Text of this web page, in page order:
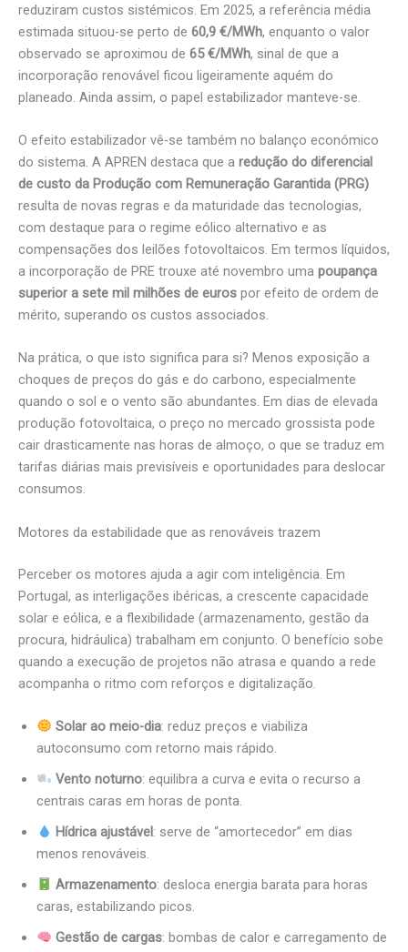
reduziram custos sistémicos. Em 2025, a referência média
estimada situou-se perto de 60,9 €/MWh, enquanto o valor
observado se aproximou de 65 €/MWh, sinal de que a
incorporação renovável ficou ligeiramente aquém do
planeado. Ainda assim, o papel estabilizador manteve-se.
O efeito estabilizador vê-se também no balanço económico
do sistema. A APREN destaca que a redução do diferencial
de custo da Produção com Remuneração Garantida (PRG)
resulta de novas regras e da maturidade das tecnologias,
com destaque para o regime eólico alternativo e as
compensações dos leilões fotovoltaicos. Em termos líquidos,
a incorporação de PRE trouxe até novembro uma poupança
superior a sete mil milhões de euros por efeito de ordem de
mérito, superando os custos associados.
Na prática, o que isto significa para si? Menos exposição a
choques de preços do gás e do carbono, especialmente
quando o sol e o vento são abundantes. Em dias de elevada
produção fotovoltaica, o preço no mercado grossista pode
cair drasticamente nas horas de almoço, o que se traduz em
tarifas diárias mais previsíveis e oportunidades para deslocar
consumos.
Motores da estabilidade que as renováveis trazem
Perceber os motores ajuda a agir com inteligência. Em
Portugal, as interligações ibéricas, a crescente capacidade
solar e eólica, e a flexibilidade (armazenamento, gestão da
procura, hidráulica) trabalham em conjunto. O benefício sobe
quando a execução de projetos não atrasa e quando a rede
acompanha o ritmo com reforços e digitalização.
Solar ao meio-dia: reduz preços e viabiliza
autoconsumo com retorno mais rápido.
Vento noturno: equilibra a curva e evita o recurso a
centrais caras em horas de ponta.
Hídrica ajustável: serve de “amortecedor” em dias
menos renováveis.
Armazenamento: desloca energia barata para horas
caras, estabilizando picos.
Gestão de cargas: bombas de calor e carregamento de